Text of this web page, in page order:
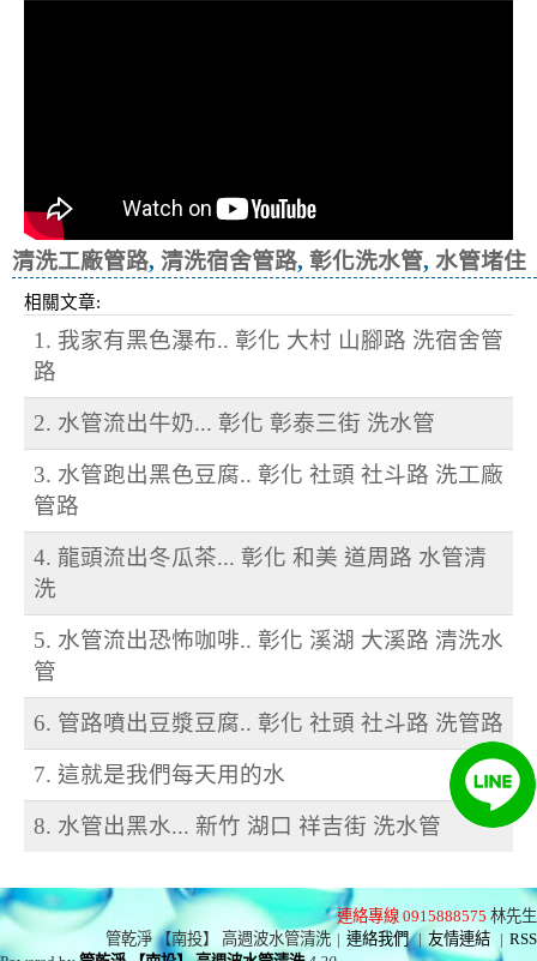
清洗工廠管路, 清洗宿舍管路, 彰化洗水管, 水管堵住
相關文章:
1. 我家有黑色瀑布.. 彰化 大村 山腳路 洗宿舍管
路
2. 水管流出牛奶... 彰化 彰泰三街 洗水管
3. 水管跑出黑色豆腐.. 彰化 社頭 社斗路 洗工廠
管路
4. 龍頭流出冬瓜茶... 彰化 和美 道周路 水管清
洗
5. 水管流出恐怖咖啡.. 彰化 溪湖 大溪路 清洗水
管
6. 管路噴出豆漿豆腐.. 彰化 社頭 社斗路 洗管路
7. 這就是我們每天用的水
8. 水管出黑水... 新竹 湖口 祥吉街 洗水管
連絡專線 0915888575 林先生
管乾淨 【南投】 高週波水管清洗 | 連絡我們 | 友情連結 | RSS